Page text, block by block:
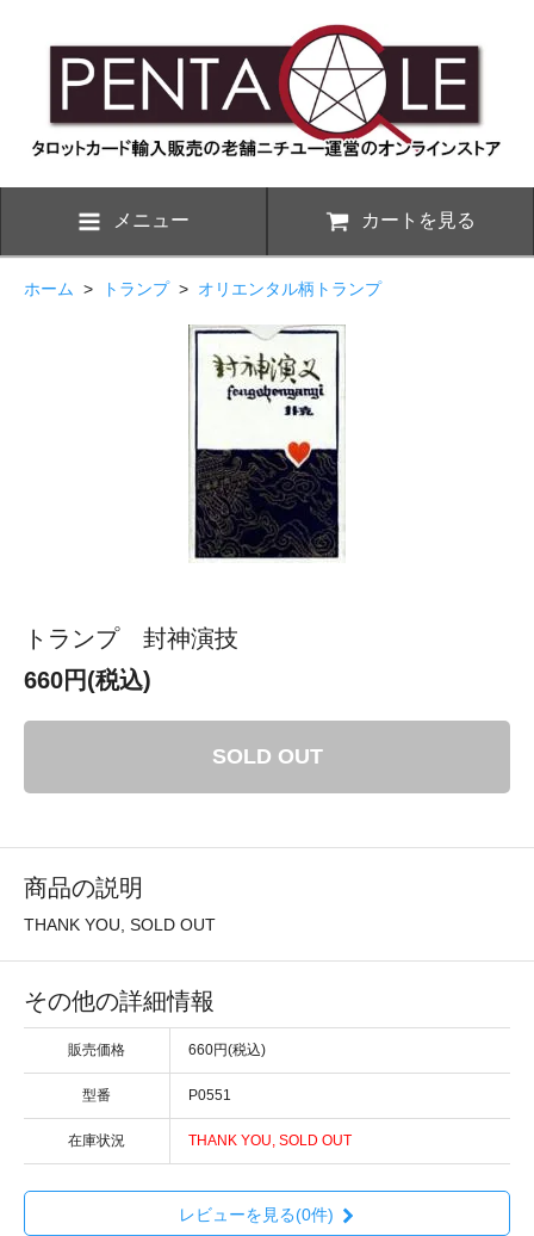
メニュー カートを見る
ホーム > トランプ> オリエンタル柄トランプ
トランプ 封神演技
660円(税込)
SOLD OUT
商品の説明
THANK YOU, SOLD OUT
その他の詳細情報
販売価格 660円(税込)
型番 P0551
在庫状況 THANK YOU, SOLD OUT
レビューを見る(0件)